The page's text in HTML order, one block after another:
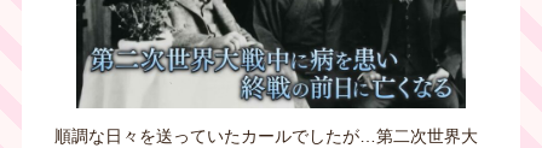
順調な日々を送っていたカールでしたが…第二次世界大